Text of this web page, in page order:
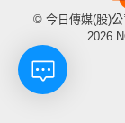
© 今日傳媒(股)
2026